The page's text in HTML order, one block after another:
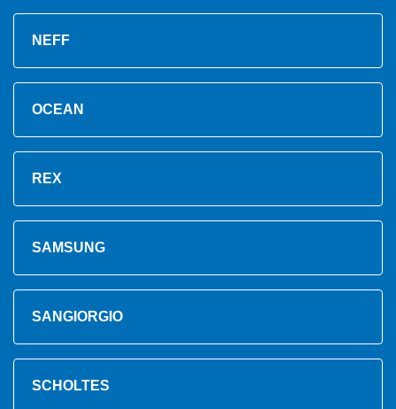
NEFF
OCEAN
REX
SAMSUNG
SANGIORGIO
SCHOLTES